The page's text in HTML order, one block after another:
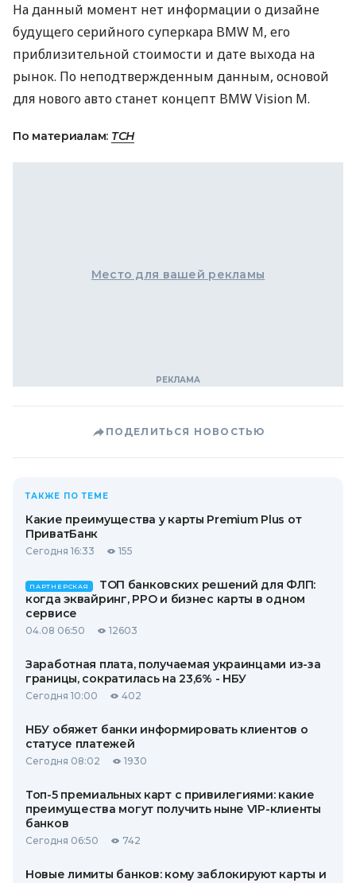
На данный момент нет информации о дизайне
будущего серийного суперкара BMW M, его
приблизительной стоимости и дате выхода на
рынок. По неподтвержденным данным, основой
для нового авто станет концепт BMWVision M.
По материалам: ТСН
Место для вашей рекламы
ПОДЕЛИТЬСЯ НОВОСТЬЮ
ТАКЖЕ ПО ТЕМЕ
Какие преимущества у карты Premium Plus от
ПриватБанк
Сегодня 16:33 155
ПАРТНЕРСКАЯ
ТОП банковских решений для ФЛП:
когда эквайринг, РРО и бизнес карты в одном
сервисе
04.08 06:50 12603
Заработная плата, получаемая украинцами из-за
границы, сократилась на 23,6% - НБУ
Сегодня 10:00 402
НБУ обяжет банки информировать клиентов о
статусе платежей
Сегодня 08:02 1930
Топ-5 премиальных карт с привилегиями: какие
преимущества могут получить ныне VIP-клиенты
банков
Сегодня 06:50 742
Новые лимиты банков: кому заблокируют карты и